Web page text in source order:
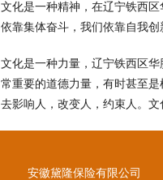
文化是一种精神，在辽宁铁西
依靠集体奋斗，我们依靠自我
文化是一种力量，辽宁铁西区
常重要的道德力量，有时甚至
去影响人，改变人，约束人。文
安徽黛隆保险有限公司